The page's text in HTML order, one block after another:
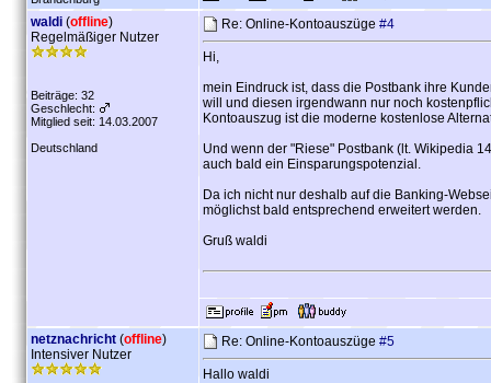
waldi (offline)
Regelmäßiger Nutzer
Beiträge: 32
Geschlecht:
Mitglied seit: 14.03.2007
Deutschland
Re: Online-Kontoauszüge #4
Hi,
mein Eindruck ist, dass die Postbank ihre
will und diesen irgendwann nur noch
Kontoauszug ist die moderne kostenlose
Und wenn der "Riese" Postbank (lt. Wikipedia
auch bald ein Einsparungspotenzial.
Da ich nicht nur deshalb auf die Banking-
möglichst bald entsprechend erweitert werden.
Gruß waldi
netznachricht (offline)
Intensiver Nutzer
Re: Online-Kontoauszüge #5
Hallo waldi